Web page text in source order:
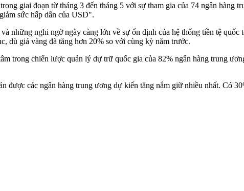
giai đoạn từ tháng 3 đến tháng 5 với sự tham gia của 74 ngân
sức hấp dẫn của USD".
những nghi ngờ ngày càng lớn về sự ổn định của hệ thống tiền tệ
dù giá vàng đã tăng hơn 20% so với cùng kỳ năm trước.
trong chiến lược quản lý dự trữ quốc gia của 82% ngân hàng trung
được các ngân hàng trung ương dự kiến tăng nắm giữ nhiều nhất. Có